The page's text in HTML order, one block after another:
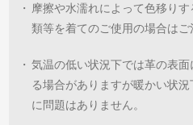
・ 摩擦や水濡れによって色移り
類等を着てのご使用の場合はご
・ 気温の低い状況下では革の表面
る場合がありますが暖かい状
に問題はありません。